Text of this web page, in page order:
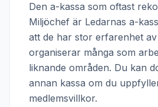
Den a-kassa som oftast
Miljöchef är Ledarnas a-
att de har stor erfarenhet
organiserar många som
liknande områden. Du kan
annan kassa om du
medlemsvillkor.